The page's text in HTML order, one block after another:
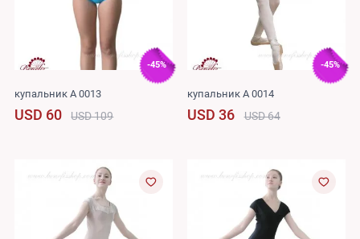
-45%
купальник A 0013
USD 60 USD 109
-45%
купальник A 0014
USD 36 USD 64